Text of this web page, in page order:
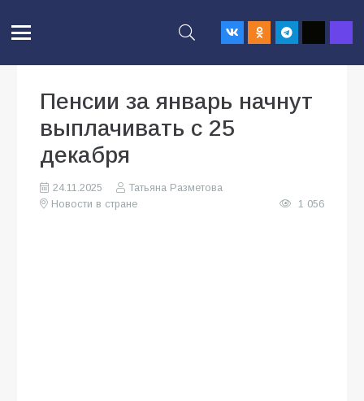
Пенсии за январь начнут
выплачивать с 25
декабря
24.11.2025
Татьяна Разметова
Новости в стране
1 056